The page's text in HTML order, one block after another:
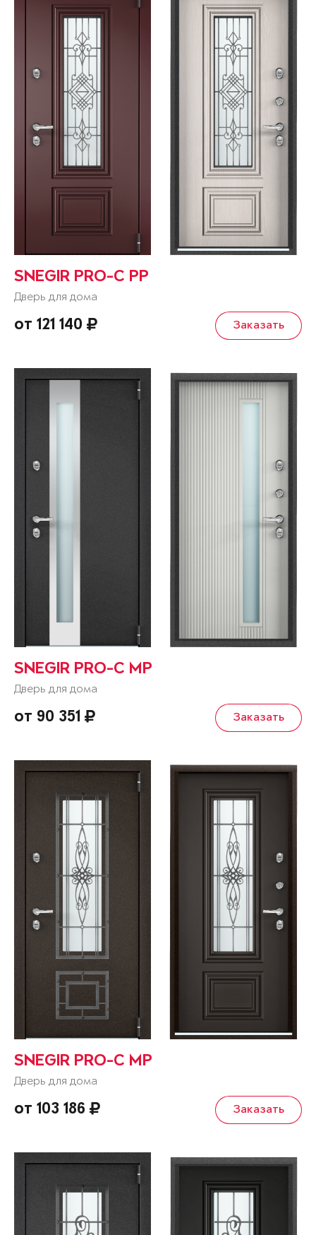
SNEGIR PRO-C PP
Дверь для дома
от 121 140 Заказать
SNEGIR PRO-C MP
Дверь для дома
от 90 351 Заказать
SNEGIR PRO-C MP
Дверь для дома
от 103 186 Заказать